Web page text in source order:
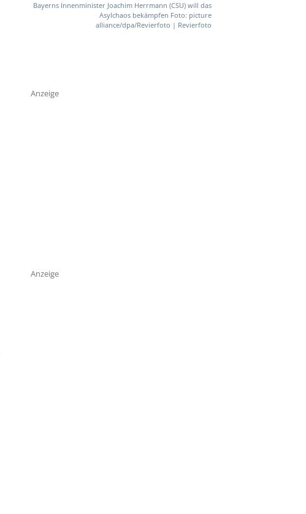
Bayerns Innenminister Joachim Herrmann (CSU) will das
Asylchaos bekämpfen Foto: picture
alliance/dpa/Revierfoto | Revierfoto
Anzeige
Anzeige